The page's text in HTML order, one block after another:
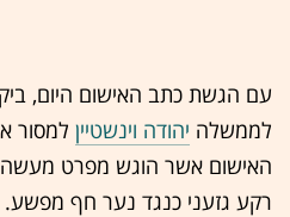
עם הגשת כתב האישום היום,
לממשלה יהודה וינשטיין למסור
האישום אשר הוגש מפרט מעשה
רקע גזעני כנגד נער חף